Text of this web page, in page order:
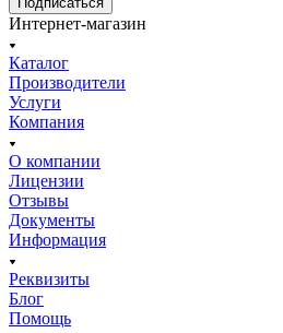
Интернет-магазин
Каталог
Производители
Услуги
Компания
О компании
Лицензии
Отзывы
Документы
Информация
Реквизиты
Блог
Помощь